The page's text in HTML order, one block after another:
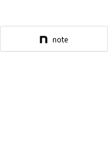
note